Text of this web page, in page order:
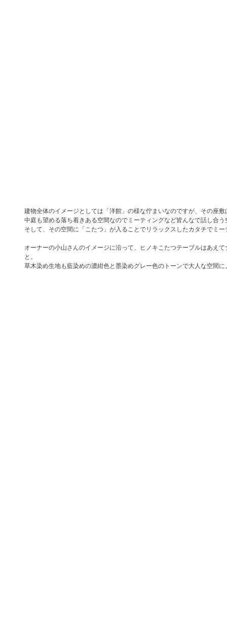
建物全体のイメージとしては「洋館」の様な佇まいなのですが、その座
中庭も望める落ち着きある空間なのでミーティングなど皆んなで話し合
そして、その空間に「こたつ」が入ることでリラックスしたカタチでミ
オーナーの小山さんのイメージに沿って、ヒノキこたつテーブルはあえ
と。
草木染め生地も藍染めの濃紺色と墨染めグレー色のトーンで大人な空間に